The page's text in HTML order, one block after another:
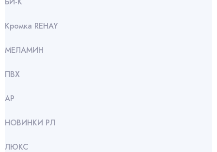
Кромка REHAY
МЕЛАМИН
ПВХ
АР
НОВИНКИ РЛ
ЛЮКС